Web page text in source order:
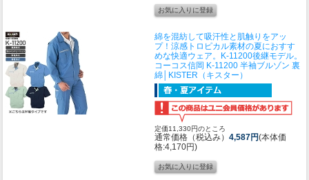
綿を混紡して吸汗性と肌触りをアッ
プ！涼感トロピカル素材の夏におすす
めな快適ウェア。K-11200後継モデル。
コーコス信岡 K-11200 半袖ブルゾン 裏
綿│KISTER（キスター）
定価11,330円のところ
通常価格（税込み） 4,587円(本体価
格:4,170円)